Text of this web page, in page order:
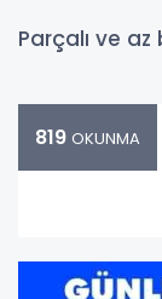
Parçalı ve
819 OKUNMA